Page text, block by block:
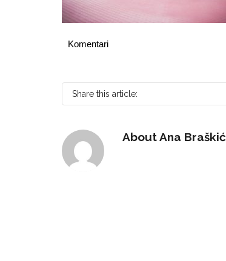
Komentari
Share this article:
AboutAna Braškić